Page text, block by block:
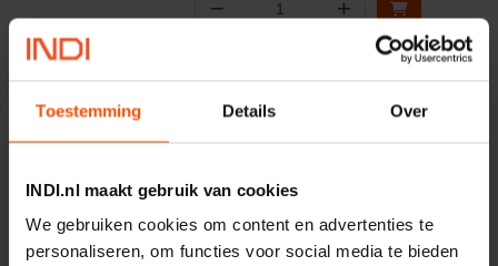
Toestemming Details Over
INDI.nl maakt gebruik van cookies
We gebruiken cookies om content en advertenties te
personaliseren, om functies voor social media te bieden
− Aantal +
female 11/16 ORFS
Merknaam:Dietzel